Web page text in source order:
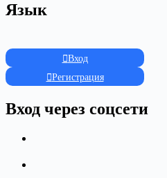
Язык
Вход
Регистрация
Вход через соцсети